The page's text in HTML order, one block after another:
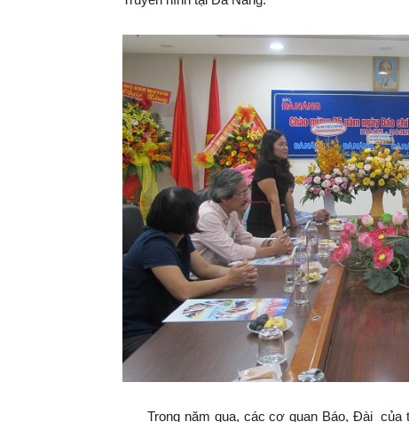
Trong năm qua, các cơ quan Báo, Đài của